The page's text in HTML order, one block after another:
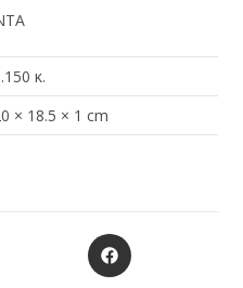
κ.
× 18.5 × 1 cm